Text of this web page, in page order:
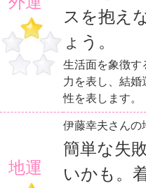
スを抱え
ょう。
生活面を象徴す
力を表し、結婚
性を表します。
地運
伊藤幸夫さんの
簡単な失
いかも。